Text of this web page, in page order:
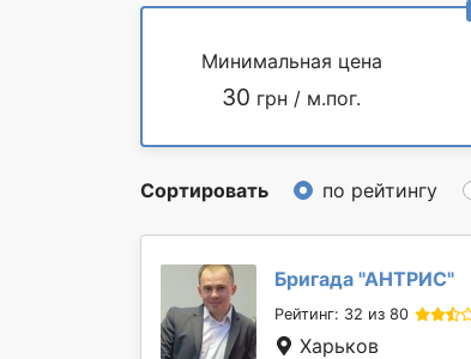
Минимальная цена
30 грн / м.пог.
Сортировать по рейтингу
Бригада "АНТРИС"
Рейтинг: 32 из 80
Харьков